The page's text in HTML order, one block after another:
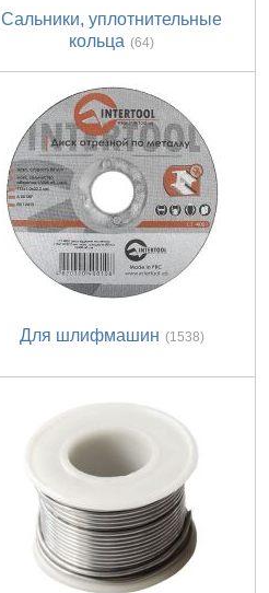
Сальники, уплотнительные
кольца (64)
Для шлифмашин (1538)